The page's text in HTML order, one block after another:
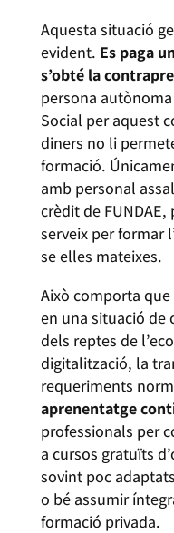
Aquesta situació
evident. Es paga
s’obté la
persona
Social per aquest
diners no li
formació.
amb personal
crèdit de
serveix per formar
se elles mateixes.
Això comporta
en una situació de
dels reptes de
digitalització, la
requeriments
aprenentatge
professionals per
a cursos gratuïts
sovint poc
o bé assumir
formació privada.